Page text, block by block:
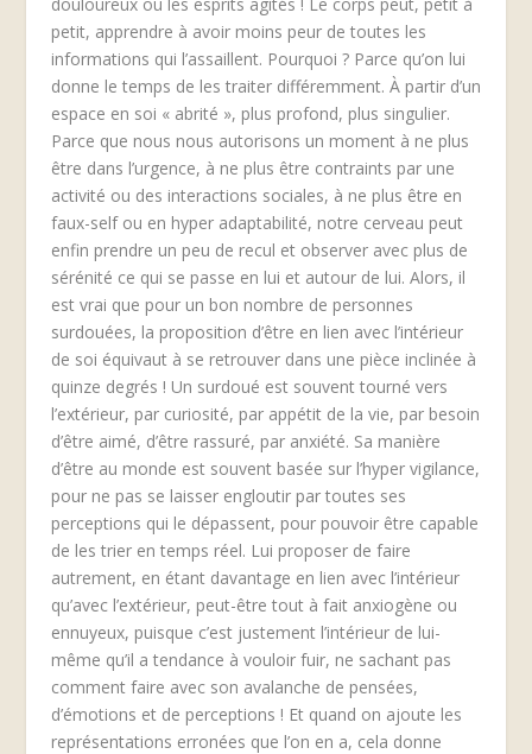
petit, apprendre à avoir moins peur de toutes les
informations qui l’assaillent. Pourquoi ? Parce qu’on lui
donne le temps de les traiter différemment. À partir d’un
espace en soi « abrité », plus profond, plus singulier.
Parce que nous nous autorisons un moment à ne plus
être dans l’urgence, à ne plus être contraints par une
activité ou des interactions sociales, à ne plus être en
faux-self ou en hyper adaptabilité, notre cerveau peut
enfin prendre un peu de recul et observer avec plus de
sérénité ce qui se passe en lui et autour de lui. Alors, il
est vrai que pour un bon nombre de personnes
surdouées, la proposition d’être en lien avec l’intérieur
de soi équivaut à se retrouver dans une pièce inclinée à
quinze degrés ! Un surdoué est souvent tourné vers
l’extérieur, par curiosité, par appétit de la vie, par besoin
d’être aimé, d’être rassuré, par anxiété. Sa manière
d’être au monde est souvent basée sur l’hyper vigilance,
pour ne pas se laisser engloutir par toutes ses
perceptions qui le dépassent, pour pouvoir être capable
de les trier en temps réel. Lui proposer de faire
autrement, en étant davantage en lien avec l’intérieur
qu’avec l’extérieur, peut-être tout à fait anxiogène ou
ennuyeux, puisque c’est justement l’intérieur de lui-
même qu’il a tendance à vouloir fuir, ne sachant pas
comment faire avec son avalanche de pensées,
d’émotions et de perceptions ! Et quand on ajoute les
représentations erronées que l’on en a, cela donne